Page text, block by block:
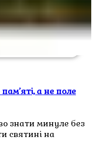
а не поле
знати минуле без
святині на